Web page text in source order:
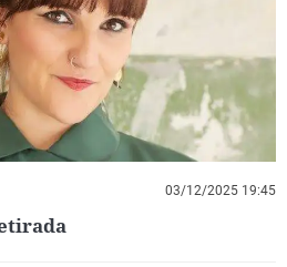
03/12/2025 19:45